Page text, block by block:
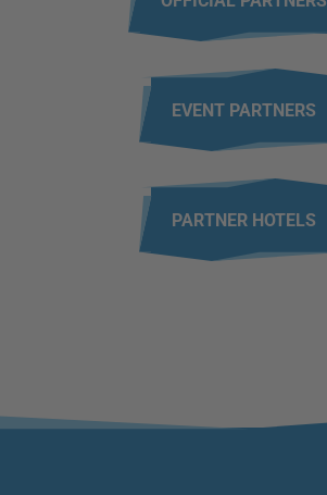
EVENT PARTNERS
PARTNER HOTELS